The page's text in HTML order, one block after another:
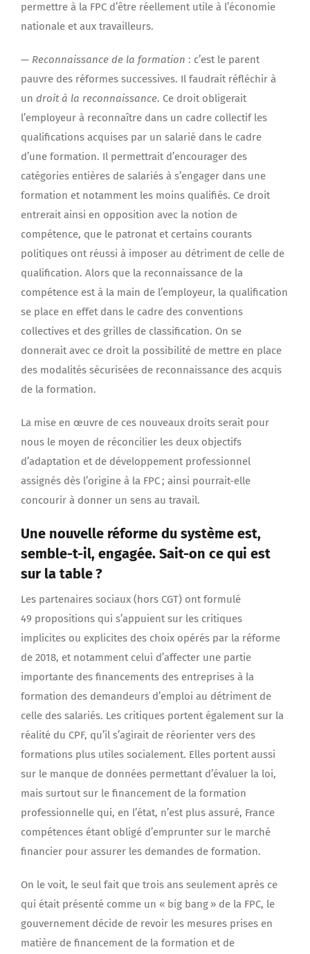
permettre à la FPC d’être réellement utile à l’économie
nationale et aux travailleurs.
— Reconnaissance de la formation : c’est le parent
pauvre des réformes successives. Il faudrait réfléchir à
un droit à la reconnaissance. Ce droit obligerait
l’employeur à reconnaître dans un cadre collectif les
qualifications acquises par un salarié dans le cadre
d’une formation. Il permettrait d’encourager des
catégories entières de salariés à s’engager dans une
formation et notamment les moins qualifiés. Ce droit
entrerait ainsi en opposition avec la notion de
compétence, que le patronat et certains courants
politiques ont réussi à imposer au détriment de celle de
qualification. Alors que la reconnaissance de la
compétence est à la main de l’employeur, la qualification
se place en effet dans le cadre des conventions
collectives et des grilles de classification. On se
donnerait avec ce droit la possibilité de mettre en place
des modalités sécurisées de reconnaissance des acquis
de la formation.
La mise en œuvre de ces nouveaux droits serait pour
nous le moyen de réconcilier les deux objectifs
d’adaptation et de développement professionnel
assignés dès l’origine à la FPC ; ainsi pourrait-elle
concourir à donner un sens au travail.
Une nouvelle réforme du système est,
semble-t-il, engagée. Sait-on ce qui est
sur la table ?
Les partenaires sociaux (hors CGT) ont formulé
49 propositions qui s’appuient sur les critiques
implicites ou explicites des choix opérés par la réforme
de 2018, et notamment celui d’affecter une partie
importante des financements des entreprises à la
formation des demandeurs d’emploi au détriment de
celle des salariés. Les critiques portent également sur la
réalité du CPF, qu’il s’agirait de réorienter vers des
formations plus utiles socialement. Elles portent aussi
sur le manque de données permettant d’évaluer la loi,
mais surtout sur le financement de la formation
professionnelle qui, en l’état, n’est plus assuré, France
compétences étant obligé d’emprunter sur le marché
financier pour assurer les demandes de formation.
On le voit, le seul fait que trois ans seulement après ce
qui était présenté comme un « big bang » de la FPC, le
gouvernement décide de revoir les mesures prises en
matière de financement de la formation et de